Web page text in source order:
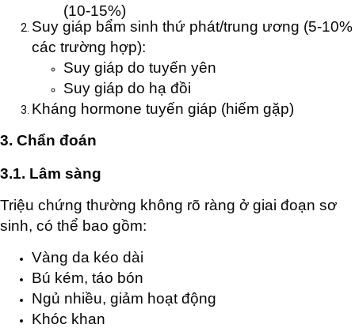
(10-15%)
Suy giáp bẩm sinh thứ phát/trung ương (5-10%
các trường hợp):
Suy giáp do tuyến yên
Suy giáp do hạ đồi
Kháng hormone tuyến giáp (hiếm gặp)
3. Chẩn đoán
3.1. Lâm sàng
Triệu chứng thường không rõ ràng ở giai đoạn sơ
sinh, có thể bao gồm:
Vàng da kéo dài
Bú kém, táo bón
Ngủ nhiều, giảm hoạt động
Khóc khan